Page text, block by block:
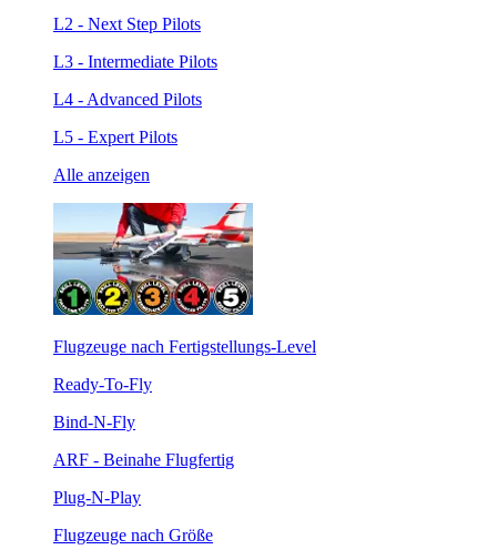
L2 - Next Step Pilots
L3 - Intermediate Pilots
L4 - Advanced Pilots
L5 - Expert Pilots
Alle anzeigen
Flugzeuge nach Fertigstellungs-Level
Ready-To-Fly
Bind-N-Fly
ARF - Beinahe Flugfertig
Plug-N-Play
Flugzeuge nach Größe